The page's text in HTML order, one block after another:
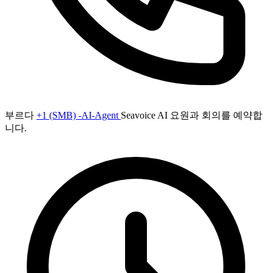
부르다 +1 (SMB) -AI-Agent Seavoice AI 요원과 회의를 예약합
니다.